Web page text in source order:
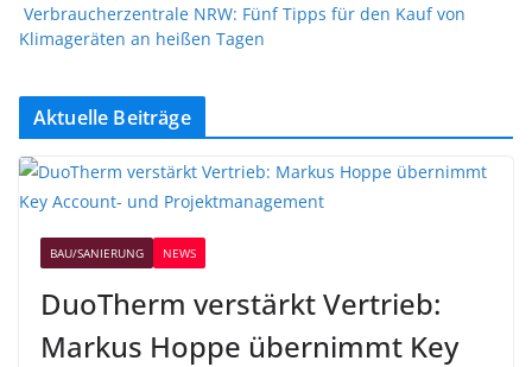
Verbraucherzentrale NRW: Fünf Tipps für den Kauf von
Klimageräten an heißen Tagen
Aktuelle Beiträge
BAU/SANIERUNG NEWS
DuoTherm verstärkt Vertrieb:
Markus Hoppe übernimmt Key